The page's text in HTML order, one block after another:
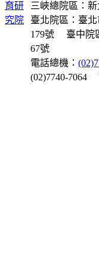
三峽總院區：
臺北院區：臺
179號
臺中院
67號
電話總機：
(02)7740-7064